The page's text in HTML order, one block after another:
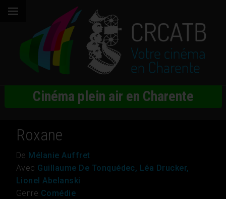
Cinéma plein air en Charente
Roxane
De Mélanie Auffret
Avec Guillaume De Tonquédec, Léa Drucker,
Lionel Abelanski
Genre Comédie